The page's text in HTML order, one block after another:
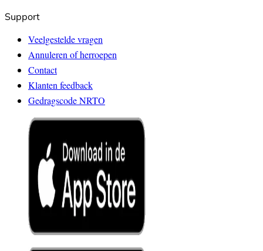
Support
Veelgestelde vragen
Annuleren of herroepen
Contact
Klanten feedback
Gedragscode NRTO